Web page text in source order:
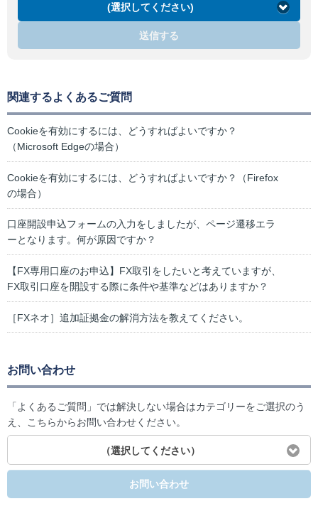
(選択してください)
送信する
関連するよくあるご質問
Cookieを有効にするには、どうすればよいですか？
（Microsoft Edgeの場合）
Cookieを有効にするには、どうすればよいですか？（Firefox
の場合）
口座開設申込フォームの入力をしましたが、ページ遷移エラ
ーとなります。何が原因ですか？
【FX専用口座のお申込】FX取引をしたいと考えていますが、
FX取引口座を開設する際に条件や基準などはありますか？
［FXネオ］追加証拠金の解消方法を教えてください。
お問い合わせ
「よくあるご質問」では解決しない場合はカテゴリーをご選択のう
え、こちらからお問い合わせください。
（選択してください）
お問い合わせ